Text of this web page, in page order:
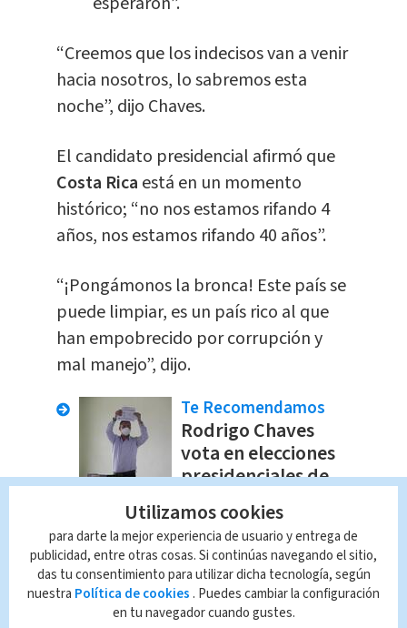
“Creemos que los indecisos van a venir
hacia nosotros, lo sabremos esta
noche”, dijo Chaves.
El candidato presidencial afirmó que
Costa Rica está en un momento
histórico; “no nos estamos rifando 4
años, nos estamos rifando 40 años”.
“¡Pongámonos la bronca! Este país se
puede limpiar, es un país rico al que
han empobrecido por corrupción y
mal manejo”, dijo.
Te Recomendamos
Rodrigo Chaves
vota en elecciones
presidenciales de
Costa Rica
Elecciones Costa Rica
Redacción Multimedios
Utilizamos cookies
para darte la mejor experiencia de usuario y entrega de
publicidad, entre otras cosas. Si continúas navegando el sitio,
das tu consentimiento para utilizar dicha tecnología, según
nuestra Política de cookies . Puedes cambiar la configuración
en tu navegador cuando gustes.